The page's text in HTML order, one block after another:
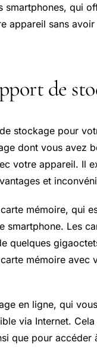
smartphones, qui
appareil sans
de
stockage pour
dont vous avez
votre appareil. Il
et
mémoire, qui
smartphone. Les
quelques
mémoire avec
en ligne, qui
via Internet.
que pour accéder